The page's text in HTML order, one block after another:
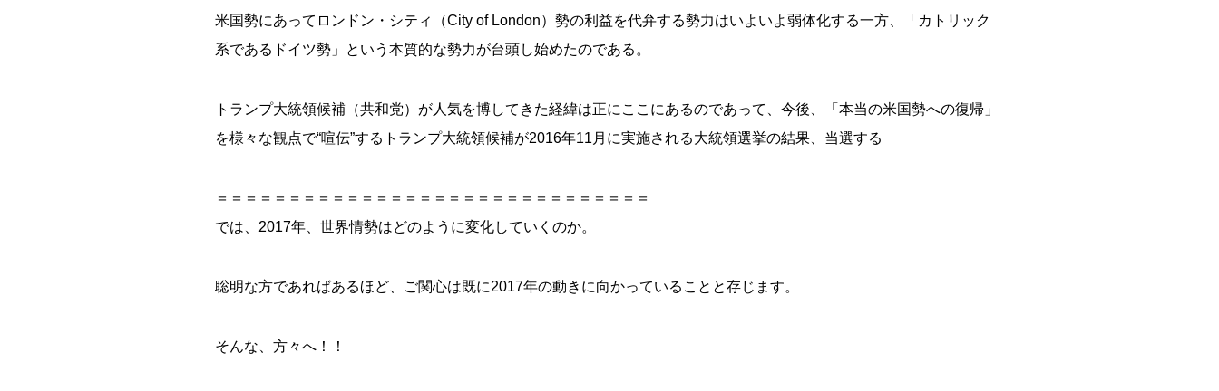
米国勢にあってロンドン・シティ（City of London）勢の利益を代弁する勢力はいよいよ弱体化する一方、「カトリック
系であるドイツ勢」という本質的な勢力が台頭し始めたのである。
トランプ大統領候補（共和党）が人気を博してきた経緯は正にここにあるのであって、今後、「本当の米国勢への復帰」
を様々な観点で“喧伝”するトランプ大統領候補が2016年11月に実施される大統領選挙の結果、当選する
＝＝＝＝＝＝＝＝＝＝＝＝＝＝＝＝＝＝＝＝＝＝＝＝＝＝＝＝＝＝
では、2017年、世界情勢はどのように変化していくのか。
聡明な方であればあるほど、ご関心は既に2017年の動きに向かっていることと存じます。
そんな、方々へ！！